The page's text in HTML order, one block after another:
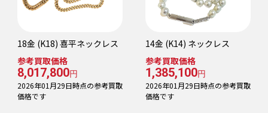
18金 (K18) 喜平ネックレス
参考買取価格
8,017,800円
2026年01月29日時点の参考買取
価格です
14金 (K14) ネックレス
参考買取価格
1,385,100円
2026年01月29日時点の参考買取
価格です